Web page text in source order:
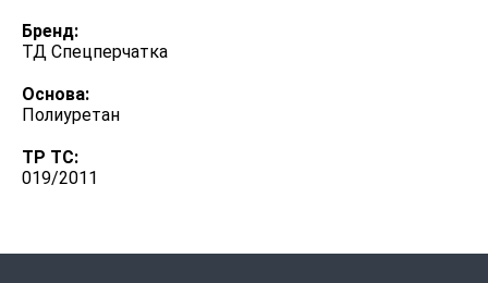
Бренд:
ТД Спецперчатка
Основа:
Полиуретан
ТР ТС:
019/2011